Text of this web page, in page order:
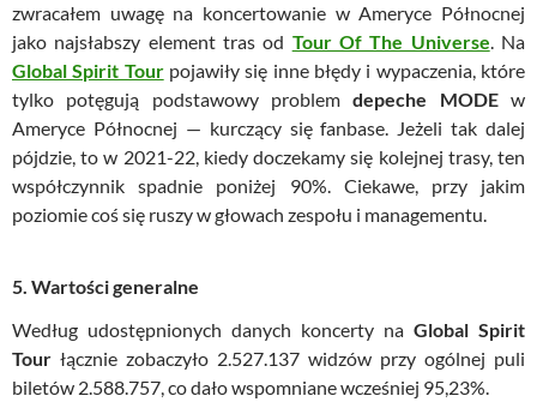
zwracałem uwagę na koncertowanie w Ameryce Północnej
jako najsłabszy element tras od Tour Of The Universe. Na
Global Spirit Tourpojawiły się inne błędy i wypaczenia, które
tylko potęgują podstawowy problemdepeche MODEw
Ameryce Północnej — kurczący się fanbase. Jeżeli tak dalej
pójdzie, to w 2021-22, kiedy doczekamy się kolejnej trasy, ten
współczynnik spadnie poniżej 90%. Ciekawe, przy jakim
poziomie coś się ruszy w głowach zespołu i managementu.
5. Wartości generalne
Według udostępnionych danych koncerty na Global Spirit
Tour łącznie zobaczyło 2.527.137 widzów przy ogólnej puli
biletów 2.588.757, co dało wspomniane wcześniej 95,23%.